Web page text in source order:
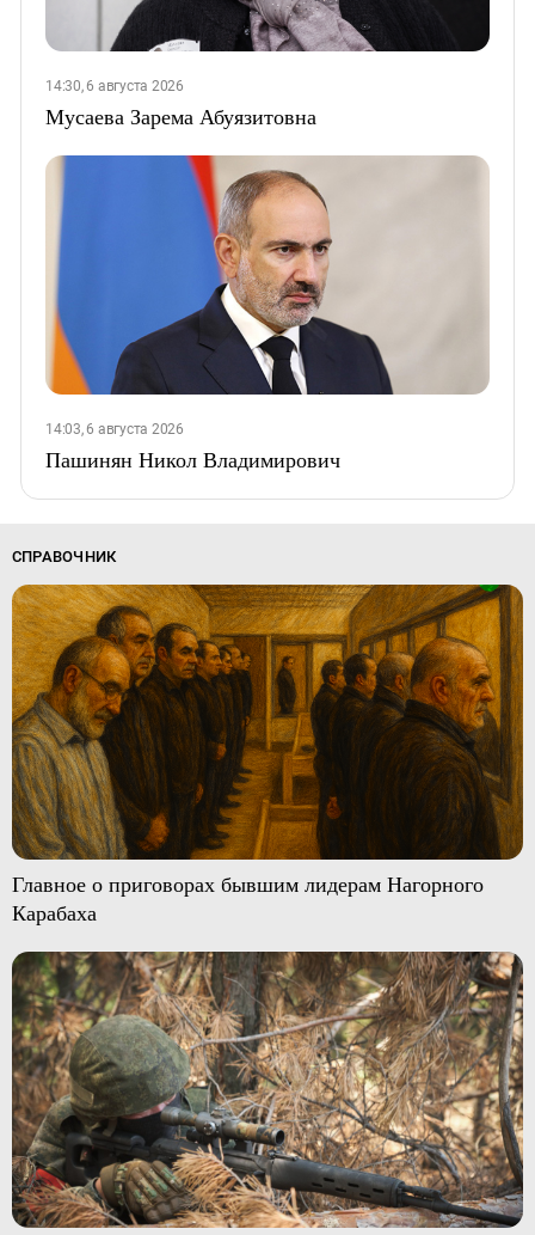
14:30, 6 августа 2026
Мусаева Зарема Абуязитовна
14:03, 6 августа 2026
Пашинян Никол Владимирович
СПРАВОЧНИК
Главное о приговорах бывшим лидерам Нагорного
Карабаха